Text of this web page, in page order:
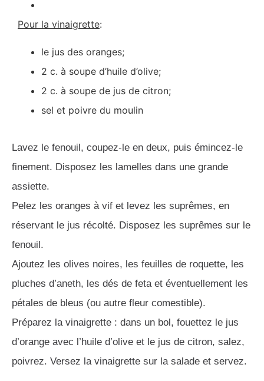
Pour la vinaigrette:
le jus des oranges;
2 c. à soupe d’huile d’olive;
2 c. à soupe de jus de citron;
sel et poivre du moulin
Lavez le fenouil, coupez-le en deux, puis émincez-le
finement. Disposez les lamelles dans une grande
assiette.
Pelez les oranges à vif et levez les suprêmes, en
réservant le jus récolté. Disposez les suprêmes sur le
fenouil.
Ajoutez les olives noires, les feuilles de roquette, les
pluches d’aneth, les dés de feta et éventuellement les
pétales de bleus (ou autre fleur comestible).
Préparez la vinaigrette : dans un bol, fouettez le jus
d’orange avec l’huile d’olive et le jus de citron, salez,
poivrez. Versez la vinaigrette sur la salade et servez.